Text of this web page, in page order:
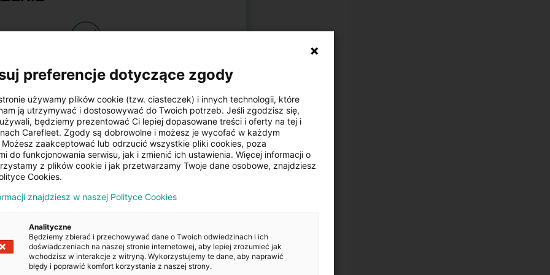
Czujniki parkowania
Nawigacja satelitarna
szyby
preferencje dotyczące zgody
używamy plików cookie (tzw. ciasteczek) i innych technologii, które
ją utrzymywać i dostosowywać do Twoich potrzeb. Jeśli zgodzisz się,
będziemy prezentować Ci lepiej dopasowane treści i oferty na tej i
Carefleet. Zgody są dobrowolne i możesz je wycofać w każdym
Możesz zaakceptować lub odrzucić wszystkie pliki cookies, poza
do funkcjonowania serwisu, jak i zmienić ich ustawienia. Więcej informacji o
z plików cookie i jak przetwarzamy Twoje dane osobowe, znajdziesz
Cookies.
znajdziesz w naszej Polityce Cookies
Analityczne
Będziemy zbierać i przechowywać dane o Twoich odwiedzinach i ich
doświadczeniach na naszej stronie internetowej, aby lepiej zrozumieć jak
wchodzisz w interakcje z witryną. Wykorzystujemy te dane, aby naprawić
błędy i poprawić komfort korzystania z naszej strony.